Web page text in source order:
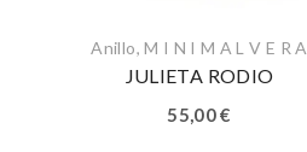
Anillo,M I N I M A L V E R A
JULIETA RODIO
55,00€